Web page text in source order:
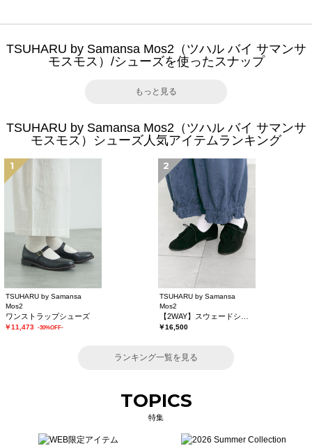
TSUHARU by Samansa Mos2（ツハル バイ サマンサ
モスモス）/シューズを使ったスナップ
もっと見る
TSUHARU by Samansa Mos2（ツハル バイ サマンサ
モスモス）シューズ人気アイテムランキング
1
TSUHARU by Samansa
Mos2
ワンストラップシューズ
￥11,473 -30%OFF-
2
TSUHARU by Samansa
Mos2
￥16,500
ランキング一覧を見る
TOPICS
特集